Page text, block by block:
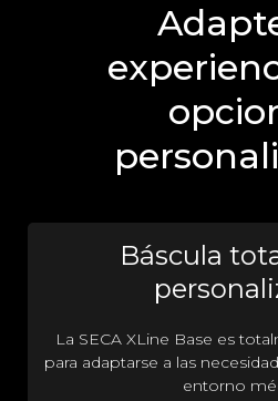
Báscula
La SECA XLine Base es
para adaptarse a las
entorno